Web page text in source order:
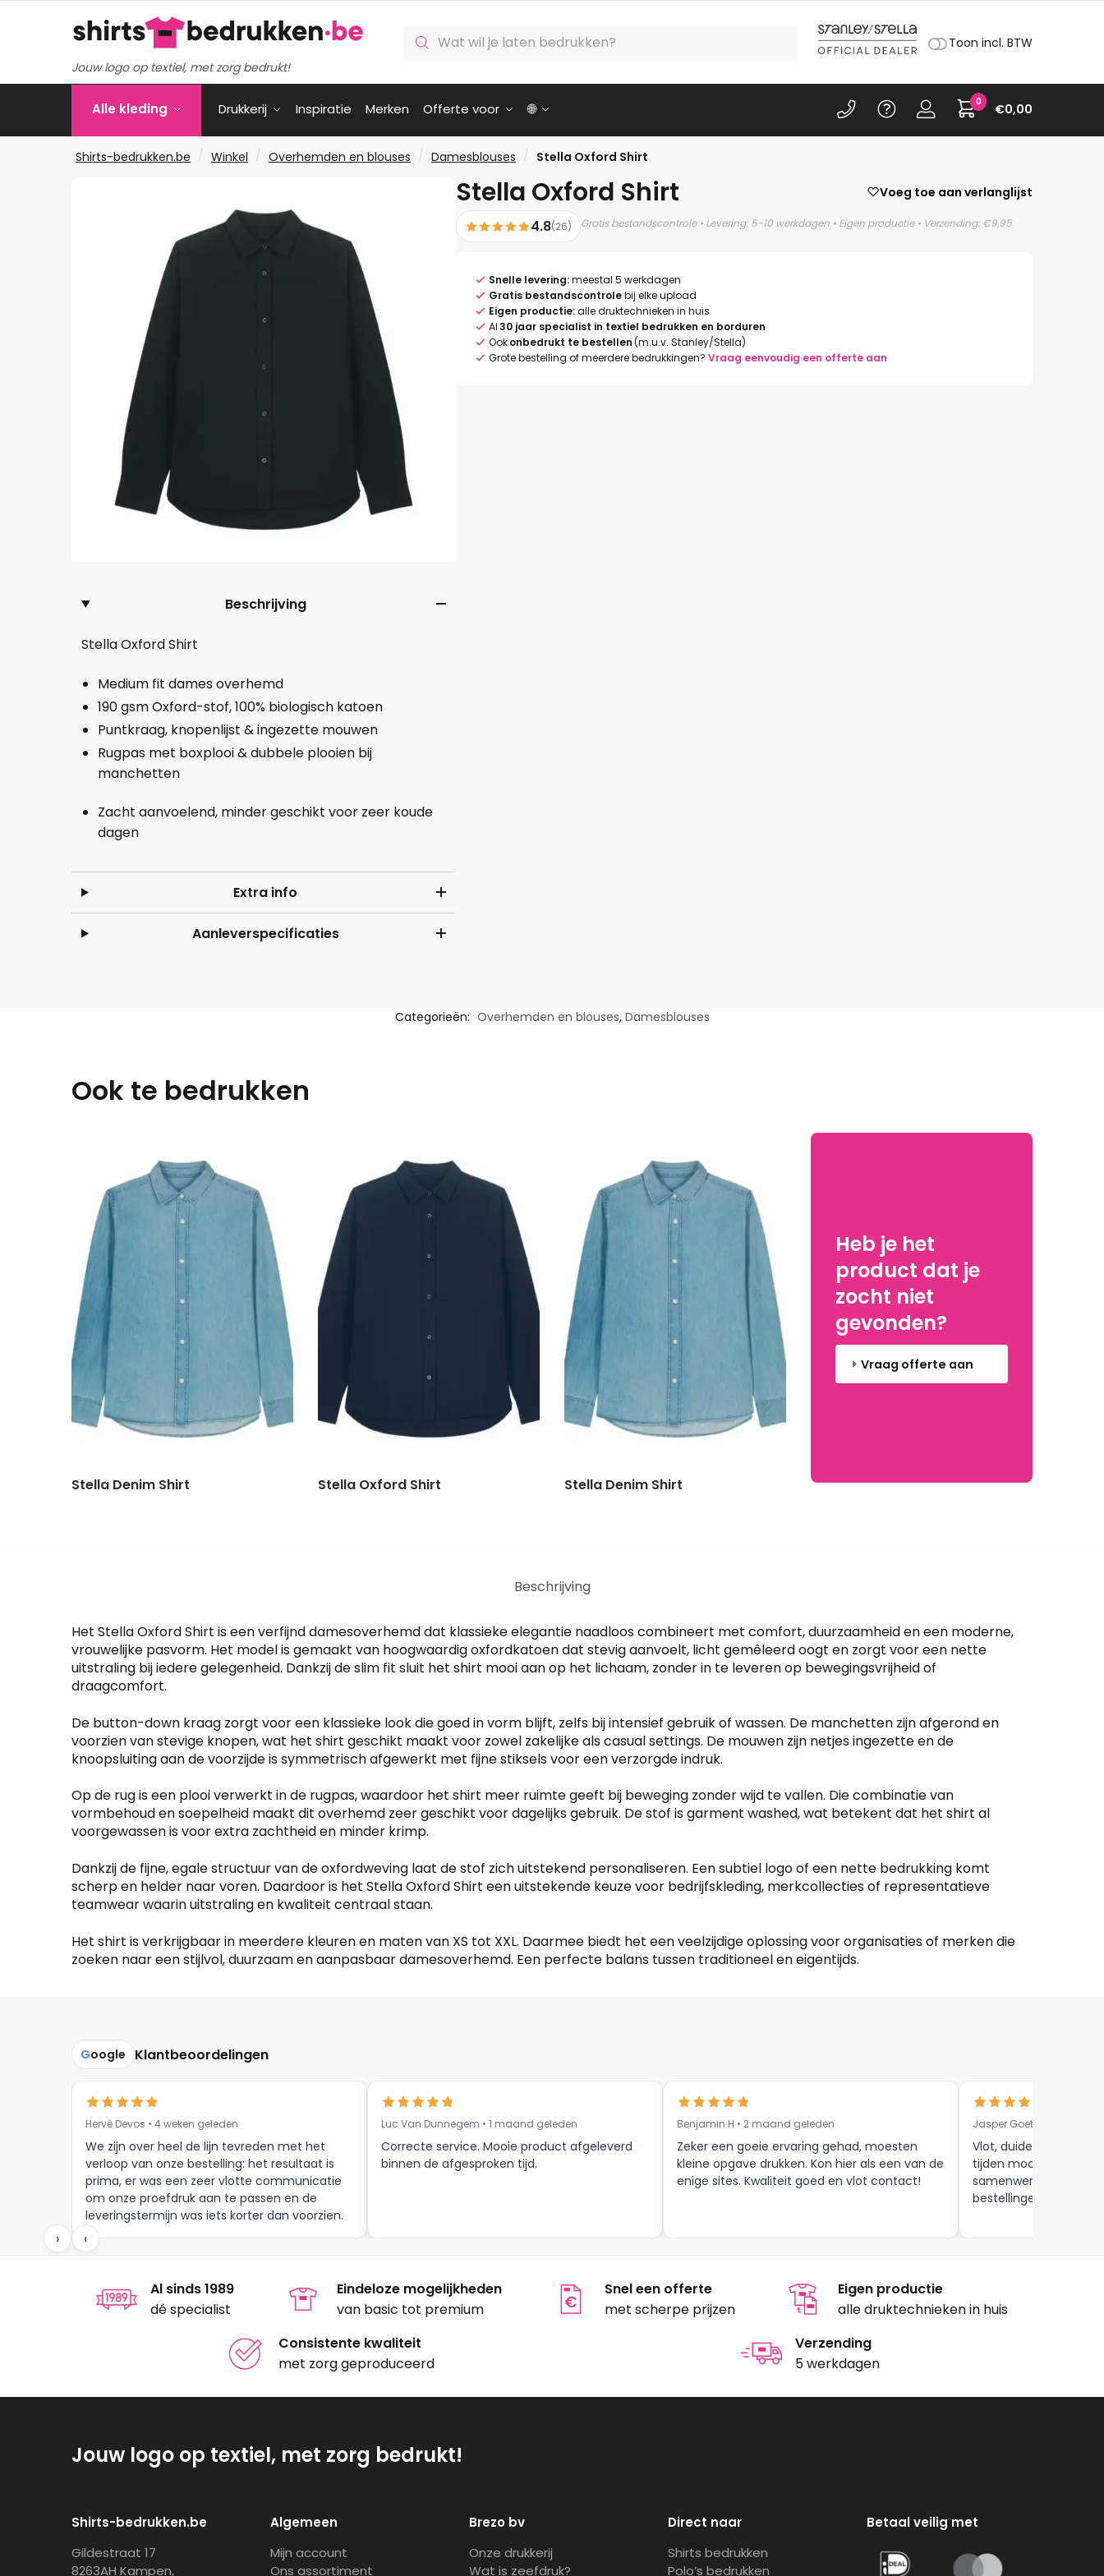
Jouw logo op textiel, met zorg bedrukt!
zoeken Toon incl. BTW
Alle kleding Drukkerij Inspiratie Merken Offerte voor 🌐 €0,00
0
Shirts-bedrukken.be / Winkel / Overhemden en blouses / Damesblouses / Stella Oxford Shirt
Beschrijving
Stella Oxford Shirt
Medium fit dames overhemd
190 gsm Oxford-stof, 100% biologisch katoen
Puntkraag, knopenlijst & ingezette mouwen
Rugpas met boxplooi & dubbele plooien bij
manchetten
Zacht aanvoelend, minder geschikt voor zeer koude
dagen
Extra info
Aanleverspecificaties
Stella Oxford Shirt Voeg toe aan verlanglijst
4.8(26) Gratis bestandscontrole • Levering: 5-10 werkdagen • Eigen productie • Verzending: €9,95
Snelle levering:meestal 5 werkdagen
Gratis bestandscontrolebij elke upload
Eigen productie:alle druktechnieken in huis
Al30 jaar specialist in textiel bedrukken en borduren
Ookonbedrukt te bestellen(m.u.v. Stanley/Stella)
Grote bestelling of meerdere bedrukkingen? Vraag eenvoudig een offerte aan
Categorieën: Overhemden en blouses, Damesblouses
Ook te bedrukken
Stella Denim Shirt Stella Oxford Shirt Stella Denim Shirt
Heb je het
product dat je
zocht niet
gevonden?
Vraag offerte aan
Beschrijving
Het Stella Oxford Shirt is een verfijnd damesoverhemd dat klassieke elegantie naadloos combineert met comfort, duurzaamheid en een moderne,
vrouwelijke pasvorm. Het model is gemaakt van hoogwaardig oxfordkatoen dat stevig aanvoelt, licht gemêleerd oogt en zorgt voor een nette
uitstraling bij iedere gelegenheid. Dankzij de slim fit sluit het shirt mooi aan op het lichaam, zonder in te leveren op bewegingsvrijheid of
draagcomfort.
De button-down kraag zorgt voor een klassieke look die goed in vorm blijft, zelfs bij intensief gebruik of wassen. De manchetten zijn afgerond en
voorzien van stevige knopen, wat het shirt geschikt maakt voor zowel zakelijke als casual settings. De mouwen zijn netjes ingezette en de
knoopsluiting aan de voorzijde is symmetrisch afgewerkt met fijne stiksels voor een verzorgde indruk.
Op de rug is een plooi verwerkt in de rugpas, waardoor het shirt meer ruimte geeft bij beweging zonder wijd te vallen. Die combinatie van
vormbehoud en soepelheid maakt dit overhemd zeer geschikt voor dagelijks gebruik. De stof is garment washed, wat betekent dat het shirt al
voorgewassen is voor extra zachtheid en minder krimp.
Dankzij de fijne, egale structuur van de oxfordweving laat de stof zich uitstekend personaliseren. Een subtiel logo of een nette bedrukking komt
scherp en helder naar voren. Daardoor is het Stella Oxford Shirt een uitstekende keuze voor bedrijfskleding, merkcollecties of representatieve
teamwear waarin uitstraling en kwaliteit centraal staan.
Het shirt is verkrijgbaar in meerdere kleuren en maten van XS tot XXL. Daarmee biedt het een veelzijdige oplossing voor organisaties of merken die
zoeken naar een stijlvol, duurzaam en aanpasbaar damesoverhemd. Een perfecte balans tussen traditioneel en eigentijds.
Google Klantbeoordelingen
Hervé Devos • 4 weken geleden
We zijn over heel de lijn tevreden met het
verloop van onze bestelling: het resultaat is
prima, er was een zeer vlotte communicatie
om onze proefdruk aan te passen en de
leveringstermijn was iets korter dan voorzien.
Meer moet dat niet zijn.
Luc Van Dunnegem • 1 maand geleden
Correcte service. Mooie product afgeleverd
binnen de afgesproken tijd.
Benjamin H • 2 maand geleden
Zeker een goeie ervaring gehad, moesten
kleine opgave drukken. Kon hier als een van de
enige sites. Kwaliteit goed en vlot contact!
Jasper Goethals • 9
Vlot, duidelijke
tijden mooie
samenwerking tot
bestellingen , zijn
‹
›
Al sinds 1989
dé specialist
Eindeloze mogelijkheden
van basic tot premium
Snel een offerte
met scherpe prijzen
Eigen productie
alle druktechnieken in huis
Consistente kwaliteit
met zorg geproduceerd
Verzending
5 werkdagen
Jouw logo op textiel, met zorg bedrukt!
Shirts-bedrukken.be
Gildestraat 17
8263AH Kampen,
Algemeen
Mijn account
Ons assortiment
Brezo bv
Onze drukkerij
Wat is zeefdruk?
Direct naar
Shirts bedrukken
Polo’s bedrukken
Betaal veilig met